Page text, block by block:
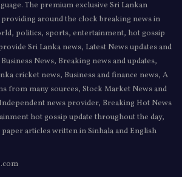
The premium exclusive Sri Lankan
around the clock breaking news in
politics, sports, entertainment, hot gossip
Sri Lanka news, Latest News updates and
News, Breaking news and updates,
cricket news, Business and finance news, A
from many sources, Stock Market News and
news provider, Breaking Hot News
hot gossip update throughout the day,
articles written in Sinhala and English